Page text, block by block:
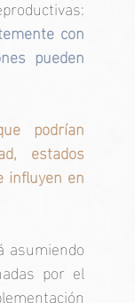
con
pueden
podrían
estados
influyen en
asumiendo
por el